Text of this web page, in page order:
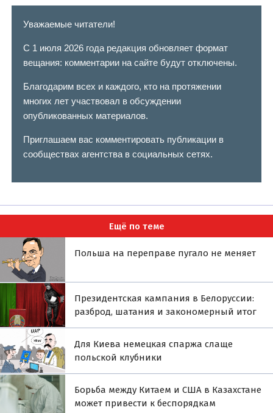
Уважаемые читатели!
С 1 июля 2026 года редакция обновляет формат
вещания: комментарии на сайте будут отключены.
Благодарим всех и каждого, кто на протяжении
многих лет участвовал в обсуждении
опубликованных материалов.
Приглашаем вас комментировать публикации в
сообществах агентства в социальных сетях.
Ещё по теме
Польша на переправе пугало не меняет
Президентская кампания в Белоруссии:
разброд, шатания и закономерный итог
Для Киева немецкая спаржа слаще
польской клубники
Борьба между Китаем и США в Казахстане
может привести к беспорядкам